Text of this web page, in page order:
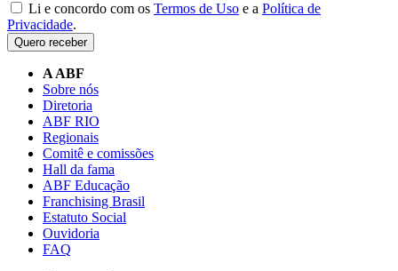
Li e concordo com os Termos de Uso e a Política de
Privacidade.
Quero receber
A ABF
Sobre nós
Diretoria
ABF RIO
Regionais
Comitê e comissões
Hall da fama
ABF Educação
Franchising Brasil
Estatuto Social
Ouvidoria
FAQ